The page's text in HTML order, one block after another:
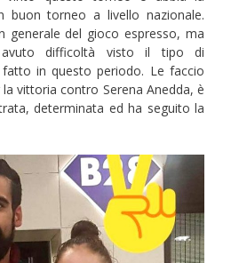
buon torneo a livello nazionale.
generale del gioco espresso, ma
avuto difficoltà visto il tipo di
in questo periodo. Le faccio
vittoria contro Serena Anedda, è
determinata ed ha seguito la